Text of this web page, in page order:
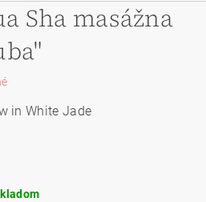
Sha masážna
in White Jade